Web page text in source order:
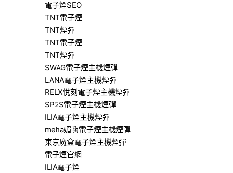
電子煙SEO
TNT電子煙
TNT煙彈
TNT電子煙
TNT煙彈
SWAG電子煙主機煙彈
LANA電子煙主機煙彈
RELX悅刻電子煙主機煙彈
SP2S電子煙主機煙彈
ILIA電子煙主機煙彈
meha媚嗨電子煙主機煙彈
東京魔盒電子煙主機煙彈
電子煙官網
ILIA電子煙